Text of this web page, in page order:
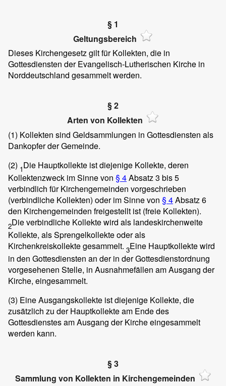
§ 1
Geltungsbereich
Dieses Kirchengesetz gilt für Kollekten, die in
Gottesdiensten der Evangelisch-Lutherischen Kirche in
Norddeutschland gesammelt werden.
§ 2
Arten von Kollekten
(1) Kollekten sind Geldsammlungen in Gottesdiensten als
Dankopfer der Gemeinde.
(2) 1Die Hauptkollekte ist diejenige Kollekte, deren
Kollektenzweck im Sinne von § 4Absatz 3 bis 5
verbindlich für Kirchengemeinden vorgeschrieben
(verbindliche Kollekten) oder im Sinne von § 4Absatz 6
den Kirchengemeinden freigestellt ist (freie Kollekten).
2Die verbindliche Kollekte wird als landeskirchenweite
Kollekte, als Sprengelkollekte oder als
Kirchenkreiskollekte gesammelt. 3Eine Hauptkollekte wird
in den Gottesdiensten an der in der Gottesdienstordnung
vorgesehenen Stelle, in Ausnahmefällen am Ausgang der
Kirche, eingesammelt.
(3) Eine Ausgangskollekte ist diejenige Kollekte, die
zusätzlich zu der Hauptkollekte am Ende des
Gottesdienstes am Ausgang der Kirche eingesammelt
werden kann.
§ 3
Sammlung von Kollekten in Kirchengemeinden